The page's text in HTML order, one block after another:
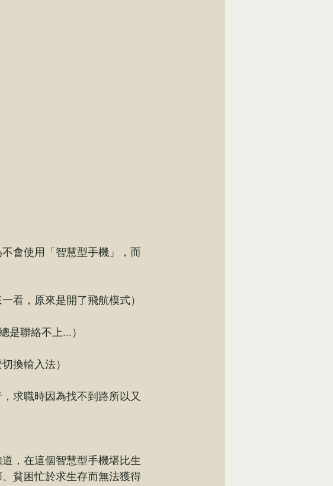
會使用「智慧型手機」，而
看，原來是開了飛航模式）
是聯絡不上...）
換輸入法）
求職時因為找不到路所以又
，在這個智慧型手機堪比生
貧困忙於求生存而無法獲得